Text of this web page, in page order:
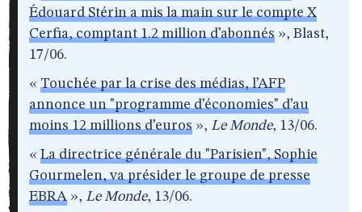
Édouard Stérin a mis la main sur le compte X
Cerfia, comptant 1.2 million d’abonnés », Blast,
17/06.
« Touchée par la crise des médias, l’AFP
annonce un "programme d’économies" d’au
moins 12 millions d’euros », Le Monde, 13/06.
« La directrice générale du "Parisien", Sophie
Gourmelen, va présider le groupe de presse
EBRA », Le Monde, 13/06.